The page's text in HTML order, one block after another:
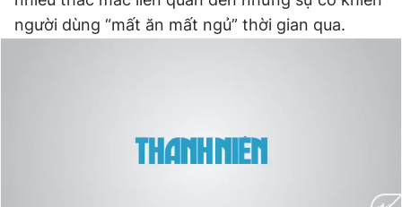
0906 645 777 0908 780 404
Phó tổng biên tập: Trần Việt Hưng
Tổng thư ký tòa soạn: Đức Trung
người dùng “mất ăn mất ngủ” thời gian qua.